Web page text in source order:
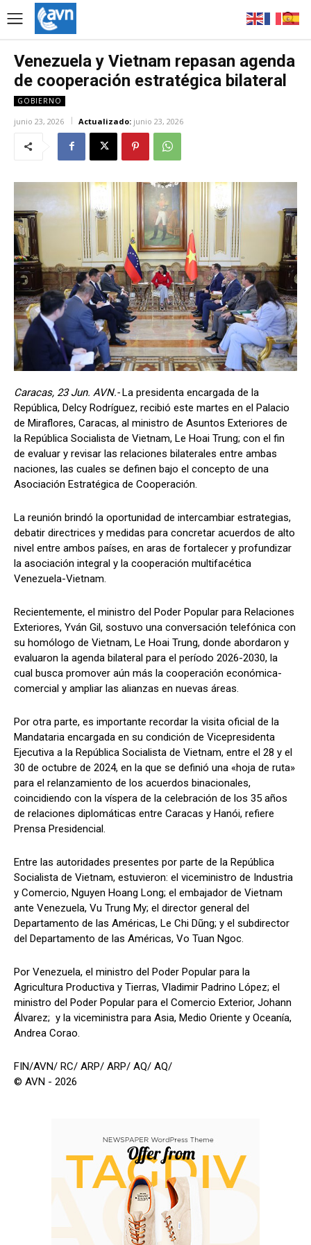
Venezuela y Vietnam repasan agenda
de cooperación estratégica bilateral
GOBIERNO
junio 23, 2026 Actualizado: junio 23, 2026
Caracas, 23 Jun. AVN.-La presidenta encargada de la
República, Delcy Rodríguez, recibió este martes en el Palacio
de Miraflores, Caracas, al ministro de Asuntos Exteriores de
la República Socialista de Vietnam, Le Hoai Trung; con el fin
de evaluar y revisar las relaciones bilaterales entre ambas
naciones, las cuales se definen bajo el concepto de una
Asociación Estratégica de Cooperación.
La reunión brindó la oportunidad de intercambiar estrategias,
debatir directrices y medidas para concretar acuerdos de alto
nivel entre ambos países, en aras de fortalecer y profundizar
la asociación integral y la cooperación multifacética
Venezuela-Vietnam.
Recientemente, el ministro del Poder Popular para Relaciones
Exteriores, Yván Gil, sostuvo una conversación telefónica con
su homólogo de Vietnam, Le Hoai Trung, donde abordaron y
evaluaron la agenda bilateral para el período 2026-2030, la
cual busca promover aún más la cooperación económica-
comercial y ampliar las alianzas en nuevas áreas.
Por otra parte, es importante recordar la visita oficial de la
Mandataria encargada en su condición de Vicepresidenta
Ejecutiva a la República Socialista de Vietnam, entre el 28 y el
30 de octubre de 2024, en la que se definió una «hoja de ruta»
para el relanzamiento de los acuerdos binacionales,
coincidiendo con la víspera de la celebración de los 35 años
de relaciones diplomáticas entre Caracas y Hanói, refiere
Prensa Presidencial.
Entre las autoridades presentes por parte de la República
Socialista de Vietnam, estuvieron: el viceministro de Industria
y Comercio, Nguyen Hoang Long; el embajador de Vietnam
ante Venezuela, Vu Trung My; el director general del
Departamento de las Américas, Le Chi Dũng; y el subdirector
del Departamento de las Américas, Vo Tuan Ngoc.
Por Venezuela, el ministro del Poder Popular para la
Agricultura Productiva y Tierras, Vladimir Padrino López; el
ministro del Poder Popular para el Comercio Exterior, Johann
Álvarez; y la viceministra para Asia, Medio Oriente y Oceanía,
Andrea Corao.
FIN/AVN/ RC/ ARP/ ARP/ AQ/ AQ/
© AVN - 2026